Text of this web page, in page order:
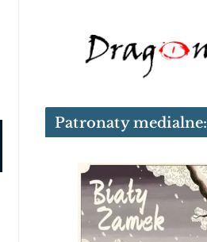
Patronaty medialne: